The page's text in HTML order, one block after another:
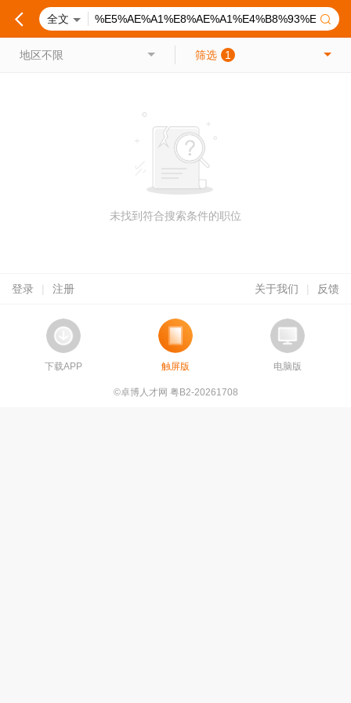
全文
地区不限 筛选 1
未找到符合搜索条件的职位
登录 | 注册 关于我们 | 反馈
下载APP 触屏版 电脑版
©卓博人才网 粤B2-20261708